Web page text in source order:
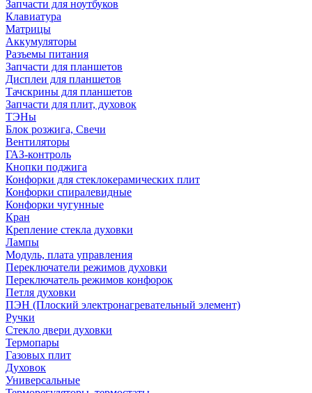
Запчасти для ноутбуков
Клавиатура
Матрицы
Аккумуляторы
Разъемы питания
Запчасти для планшетов
Дисплеи для планшетов
Тачскрины для планшетов
Запчасти для плит, духовок
ТЭНы
Блок розжига, Свечи
Вентиляторы
ГАЗ-контроль
Кнопки поджига
Конфорки для стеклокерамических плит
Конфорки спиралевидные
Конфорки чугунные
Кран
Крепление стекла духовки
Лампы
Модуль, плата управления
Переключатели режимов духовки
Переключатель режимов конфорок
Петля духовки
ПЭН (Плоский электронагревательный элемент)
Ручки
Стекло двери духовки
Термопары
Газовых плит
Духовок
Универсальные